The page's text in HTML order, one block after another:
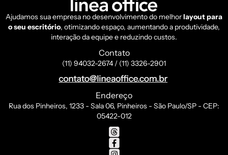
Ajudamos sua empresa no desenvolvimento do melhorlayout para
o seu escritório, otimizando espaço, aumentando a produtividade,
interação da equipe e reduzindo custos.
Contato
(11) 94032-2674 / (11) 3326-2901
Endereço
Rua dos Pinheiros, 1233 - Sala 06, Pinheiros - São Paulo/SP - CEP:
05422-012